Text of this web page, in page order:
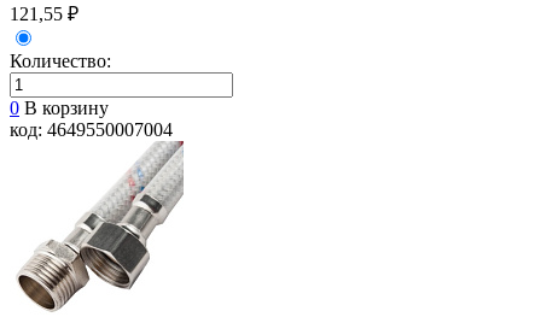
121,55 ₽
Количество:
0 В корзину
код: 4649550007004